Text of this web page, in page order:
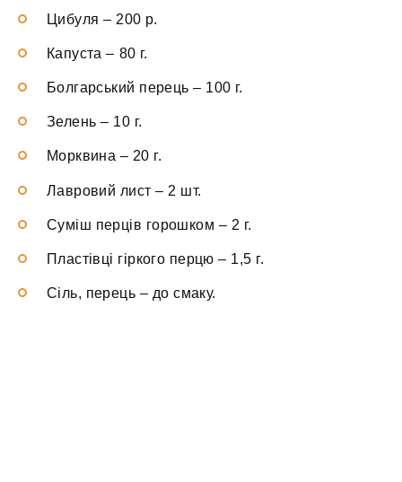
Цибуля – 200 р.
Капуста – 80 г.
Болгарський перець – 100 г.
Зелень – 10 г.
Морквина – 20 г.
Лавровий лист – 2 шт.
Суміш перців горошком – 2 г.
Пластівці гіркого перцю – 1,5 г.
Сіль, перець – до смаку.